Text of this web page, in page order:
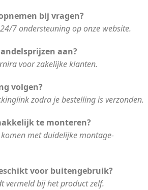
bij vragen?
7 ondersteuning op onze website.
aan?
voor zakelijke klanten.
volgen?
zodra je bestelling is verzonden.
te monteren?
komen met duidelijke montage-
voor buitengebruik?
vermeld bij het product zelf.